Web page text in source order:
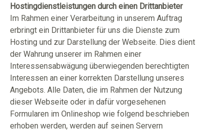
Hostingdienstleistungen durch einen Drittanbieter
Im Rahmen einer Verarbeitung in unserem Auftrag
erbringt ein Drittanbieter für uns die Dienste zum
Hosting und zur Darstellung der Webseite. Dies dient
der Wahrung unserer im Rahmen einer
Interessensabwägung überwiegenden berechtigten
Interessen an einer korrekten Darstellung unseres
Angebots. Alle Daten, die im Rahmen der Nutzung
dieser Webseite oder in dafür vorgesehenen
Formularen im Onlineshop wie folgend beschrieben
erhoben werden, werden auf seinen Servern